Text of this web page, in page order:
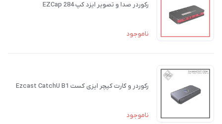
رکوردر صدا و تصویر ایزد کپ EZCap 284
ناموجود
رکوردر و کارت کپچر ایزی کست Ezcast CatchU B1
ناموجود